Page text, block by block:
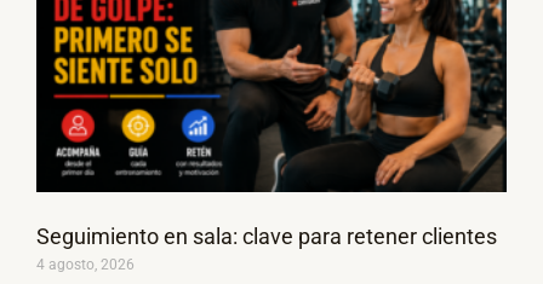
Seguimiento en sala: clave para retener clientes
4 agosto, 2026